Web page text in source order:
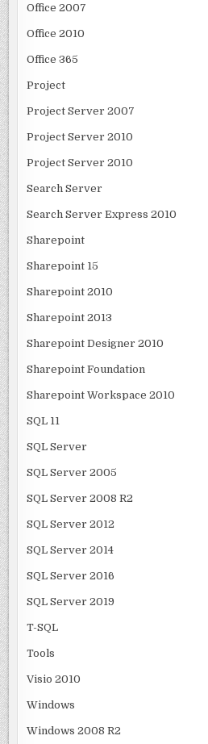
Office 2007
Office 2010
Office 365
Project
Project Server 2007
Project Server 2010
Project Server 2010
Search Server
Search Server Express 2010
Sharepoint
Sharepoint 15
Sharepoint 2010
Sharepoint 2013
Sharepoint Designer 2010
Sharepoint Foundation
Sharepoint Workspace 2010
SQL 11
SQL Server
SQL Server 2005
SQL Server 2008 R2
SQL Server 2012
SQL Server 2014
SQL Server 2016
SQL Server 2019
T-SQL
Tools
Visio 2010
Windows
Windows 2008 R2